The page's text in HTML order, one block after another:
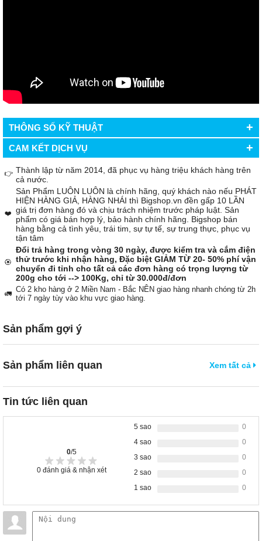
THÔNG SỐ KỸ THUẬT +
CAM KẾT DỊCH VỤ +
👉 Thành lập từ năm 2014, đã phục vụ hàng triệu khách hàng trên
cả nước.
❤️
Sản Phẩm LUÔN LUÔN là chính hãng, quý khách nào nếu PHÁT
HIỆN HÀNG GIẢ, HÀNG NHÁI thì Bigshop.vn đền gấp 10 LẦN
giá trị đơn hàng đó và chịu trách nhiệm trước pháp luật. Sản
phẩm có giá bán hợp lý, bảo hành chính hãng. Bigshop bán
hàng bằng cả tình yêu, trái tim, sự tự tế, sự trung thực, phục vụ
tận tâm
🏵️
Đổi trả hàng trong vòng 30 ngày, được kiểm tra và cắm điện
thử trước khi nhận hàng, Đặc biệt GIẢM TỪ 20- 50% phí vận
chuyển đi tỉnh cho tất cả các đơn hàng có trọng lượng từ
200g cho tới --> 100Kg, chỉ từ 30.000đ/đơn
🚛 Có 2 kho hàng ở 2 Miền Nam - Bắc NÊN giao hàng nhanh chóng từ 2h
tới 7 ngày tùy vào khu vực giao hàng.
Sản phẩm gợi ý
Sản phẩm liên quan Xem tất cả
Tin tức liên quan
0/5
0 đánh giá & nhận xét
5 sao
0
4 sao
0
3 sao
0
2 sao
0
1 sao
0